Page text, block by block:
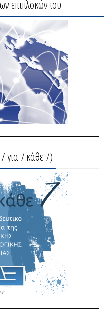
επιπλοκών του
για 7 κάθε 7)